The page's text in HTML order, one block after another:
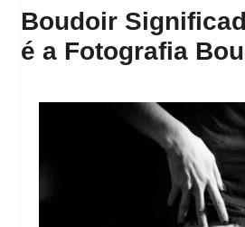
Boudoir
é a Fotografia